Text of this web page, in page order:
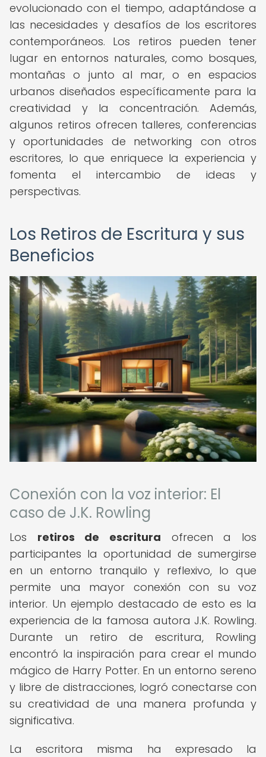
evolucionado con el tiempo, adaptándose a
las necesidades y desafíos de los escritores
contemporáneos. Los retiros pueden tener
lugar en entornos naturales, como bosques,
montañas o junto al mar, o en espacios
urbanos diseñados específicamente para la
creatividad y la concentración. Además,
algunos retiros ofrecen talleres, conferencias
y oportunidades de networking con otros
escritores, lo que enriquece la experiencia y
fomenta el intercambio de ideas y
perspectivas.
Los Retiros de Escritura y sus
Beneficios
Conexión con la voz interior: El
caso de J.K. Rowling
Los retiros de escritura ofrecen a los
participantes la oportunidad de sumergirse
en un entorno tranquilo y reflexivo, lo que
permite una mayor conexión con su voz
interior. Un ejemplo destacado de esto es la
experiencia de la famosa autora J.K. Rowling.
Durante un retiro de escritura, Rowling
encontró la inspiración para crear el mundo
mágico de Harry Potter. En un entorno sereno
y libre de distracciones, logró conectarse con
su creatividad de una manera profunda y
significativa.
La escritora misma ha expresado la